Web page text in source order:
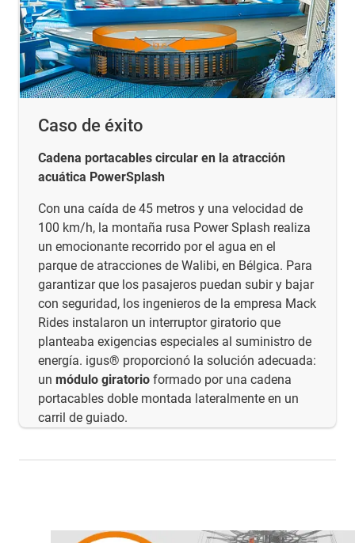
Caso de éxito
Cadena portacables circular en la atracción
acuática PowerSplash
Con una caída de 45 metros y una velocidad de
100 km/h, la montaña rusa Power Splash realiza
un emocionante recorrido por el agua en el
parque de atracciones de Walibi, en Bélgica. Para
garantizar que los pasajeros puedan subir y bajar
con seguridad, los ingenieros de la empresa Mack
Rides instalaron un interruptor giratorio que
planteaba exigencias especiales al suministro de
energía. igus® proporcionó la solución adecuada:
un módulo giratorio formado por una cadena
portacables doble montada lateralmente en un
carril de guiado.